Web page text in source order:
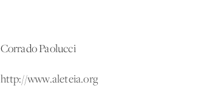
Corrado Paolucci
http://www.aleteia.org